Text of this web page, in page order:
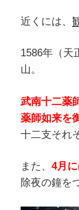
近くには、
1586年（天
山。
武南十二薬
薬師如来を
十二支それ
また、 4月
除夜の鐘を